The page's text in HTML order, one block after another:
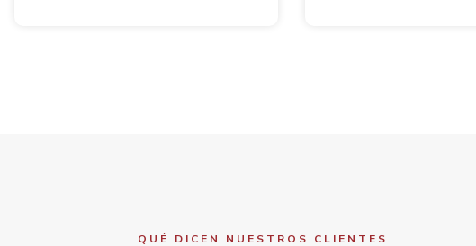
QUÉ DICEN NUESTROS CLIENTES